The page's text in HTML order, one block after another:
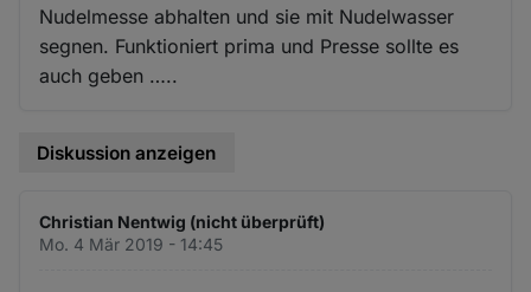
Nudelmesse abhalten und sie mit Nudelwasser
segnen. Funktioniert prima und Presse sollte es
auch geben …..
Diskussion anzeigen
Christian Nentwig (nicht überprüft)
Mo. 4 Mär 2019 - 14:45